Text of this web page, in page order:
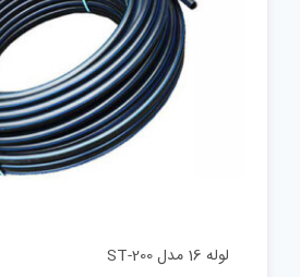
لوله 16 مدل ST-200